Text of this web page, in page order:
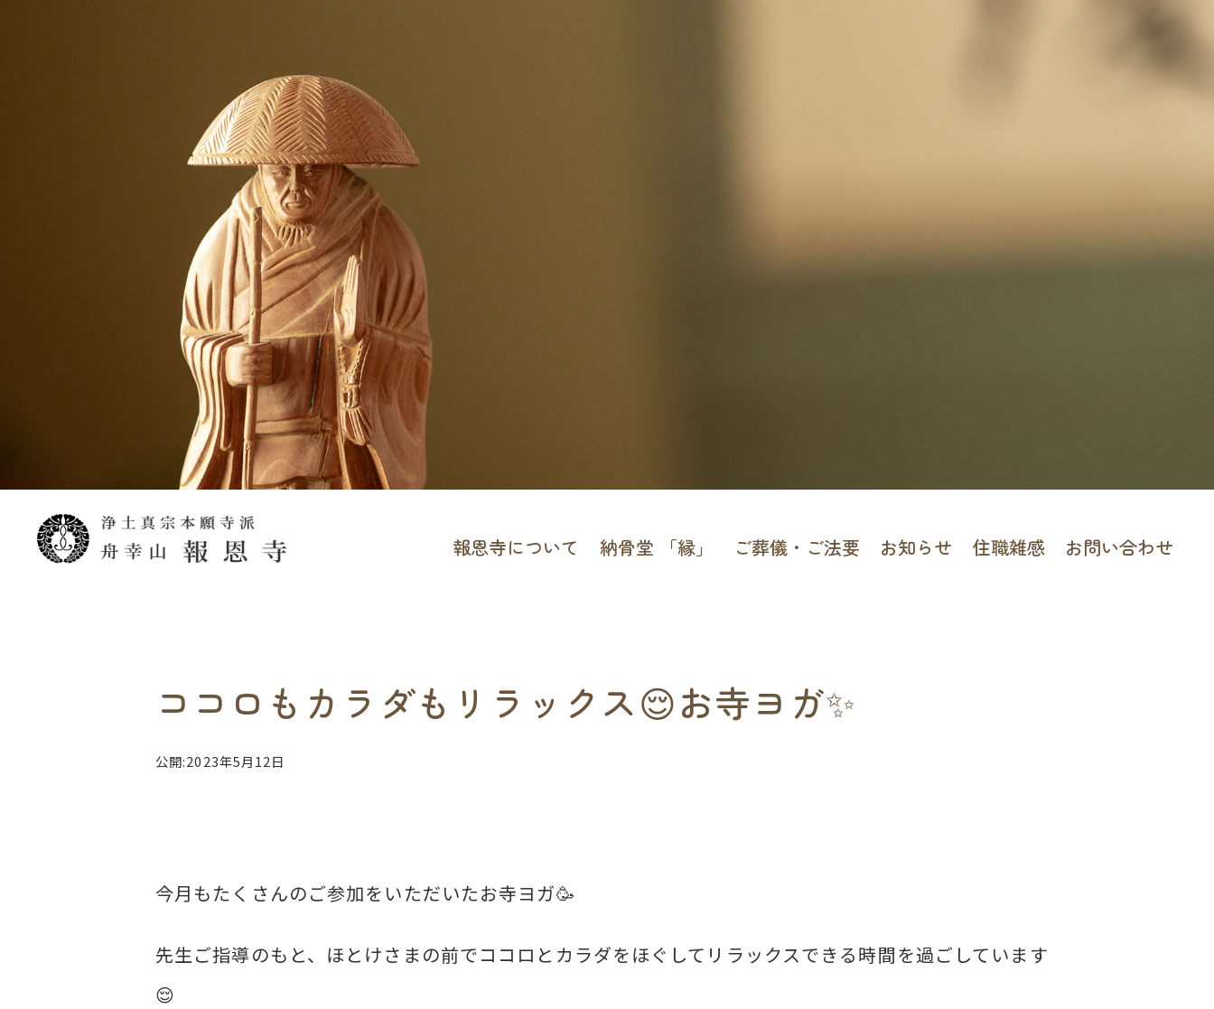
報恩寺について 納骨堂 「縁」 ご葬儀・ご法要 お知らせ 住職雑感 お問い合わせ
ココロもカラダもリラックス😌お寺ヨガ✨
公開:2023年5月12日
今月もたくさんのご参加をいただいたお寺ヨガ🥳
先生ご指導のもと、ほとけさまの前でココロとカラダをほぐしてリラックスできる時間を過ごしています
😌